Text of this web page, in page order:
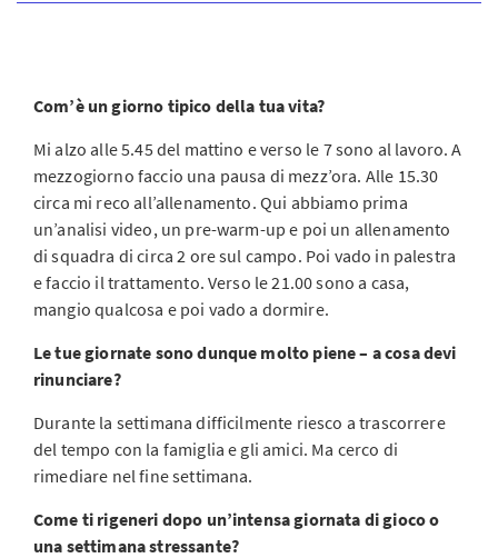
Com’è un giorno tipico della tua vita?
Mi alzo alle 5.45 del mattino e verso le 7 sono al lavoro. A
mezzogiorno faccio una pausa di mezz’ora. Alle 15.30
circa mi reco all’allenamento. Qui abbiamo prima
un’analisi video, un pre-warm-up e poi un allenamento
di squadra di circa 2 ore sul campo. Poi vado in palestra
e faccio il trattamento. Verso le 21.00 sono a casa,
mangio qualcosa e poi vado a dormire.
Le tue giornate sono dunque molto piene – a cosa devi
rinunciare?
Durante la settimana difficilmente riesco a trascorrere
del tempo con la famiglia e gli amici. Ma cerco di
rimediare nel fine settimana.
Come ti rigeneri dopo un’intensa giornata di gioco o
una settimana stressante?